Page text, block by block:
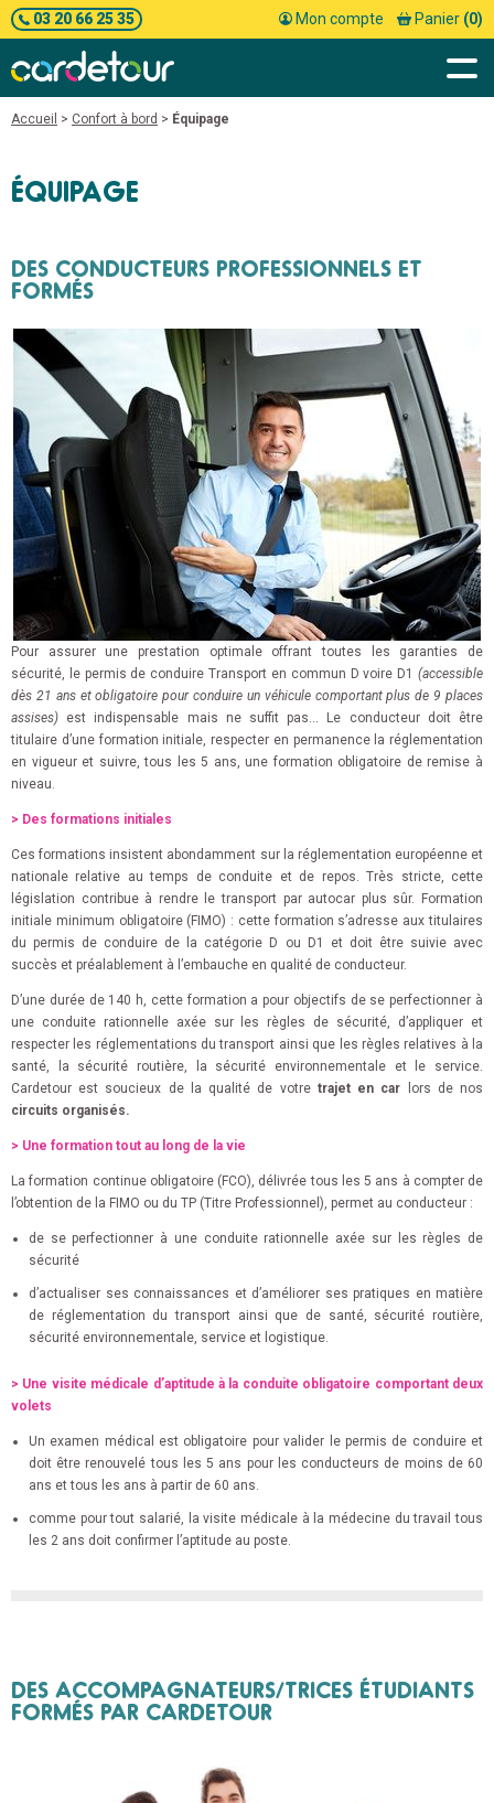
03 20 66 25 35 Mon compte Panier (0)
Accueil > Confort à bord > Équipage
ÉQUIPAGE
DES CONDUCTEURS PROFESSIONNELS ET
FORMÉS
Pour assurer une prestation optimale offrant toutes les garanties de
sécurité, le permis de conduire Transport en commun D voire D1 (accessible
dès 21 ans et obligatoire pour conduire un véhicule comportant plus de 9 places
assises) est indispensable mais ne suffit pas… Le conducteur doit être
titulaire d’une formation initiale, respecter en permanence la réglementation
en vigueur et suivre, tous les 5 ans, une formation obligatoire de remise à
niveau.
> Des formations initiales
Ces formations insistent abondamment sur la réglementation européenne et
nationale relative au temps de conduite et de repos. Très stricte, cette
législation contribue à rendre le transport par autocar plus sûr. Formation
initiale minimum obligatoire (FIMO) : cette formation s’adresse aux titulaires
du permis de conduire de la catégorie D ou D1 et doit être suivie avec
succès et préalablement à l’embauche en qualité de conducteur.
D’une durée de 140 h, cette formation a pour objectifs de se perfectionner à
une conduite rationnelle axée sur les règles de sécurité, d’appliquer et
respecter les réglementations du transport ainsi que les règles relatives à la
santé, la sécurité routière, la sécurité environnementale et le service.
Cardetour est soucieux de la qualité de votre trajet en car lors de nos
circuits organisés.
> Une formation tout au long de la vie
La formation continue obligatoire (FCO), délivrée tous les 5 ans à compter de
l’obtention de la FIMO ou du TP (Titre Professionnel), permet au conducteur :
de se perfectionner à une conduite rationnelle axée sur les règles de
sécurité
d’actualiser ses connaissances et d’améliorer ses pratiques en matière
de réglementation du transport ainsi que de santé, sécurité routière,
sécurité environnementale, service et logistique.
> Une visite médicale d’aptitude à la conduite obligatoire comportant deux
volets
Un examen médical est obligatoire pour valider le permis de conduire et
doit être renouvelé tous les 5 ans pour les conducteurs de moins de 60
ans et tous les ans à partir de 60 ans.
comme pour tout salarié, la visite médicale à la médecine du travail tous
les 2 ans doit confirmer l’aptitude au poste.
DES ACCOMPAGNATEURS/TRICES ÉTUDIANTS
FORMÉS PAR CARDETOUR